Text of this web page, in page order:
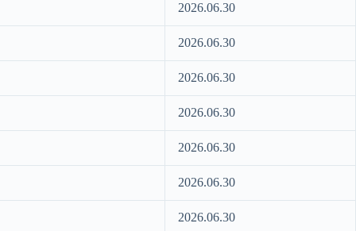
2026.06.30
2026.06.30
2026.06.30
2026.06.30
2026.06.30
2026.06.30
2026.06.30